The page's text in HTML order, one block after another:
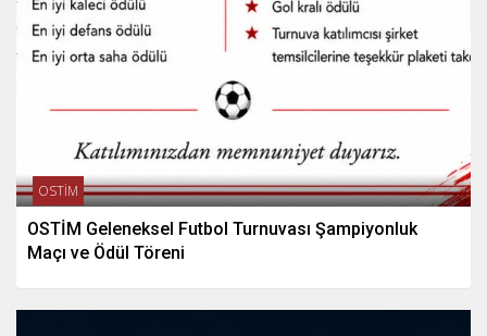
OSTİM
OSTİM Geleneksel Futbol Turnuvası Şampiyonluk
Maçı ve Ödül Töreni